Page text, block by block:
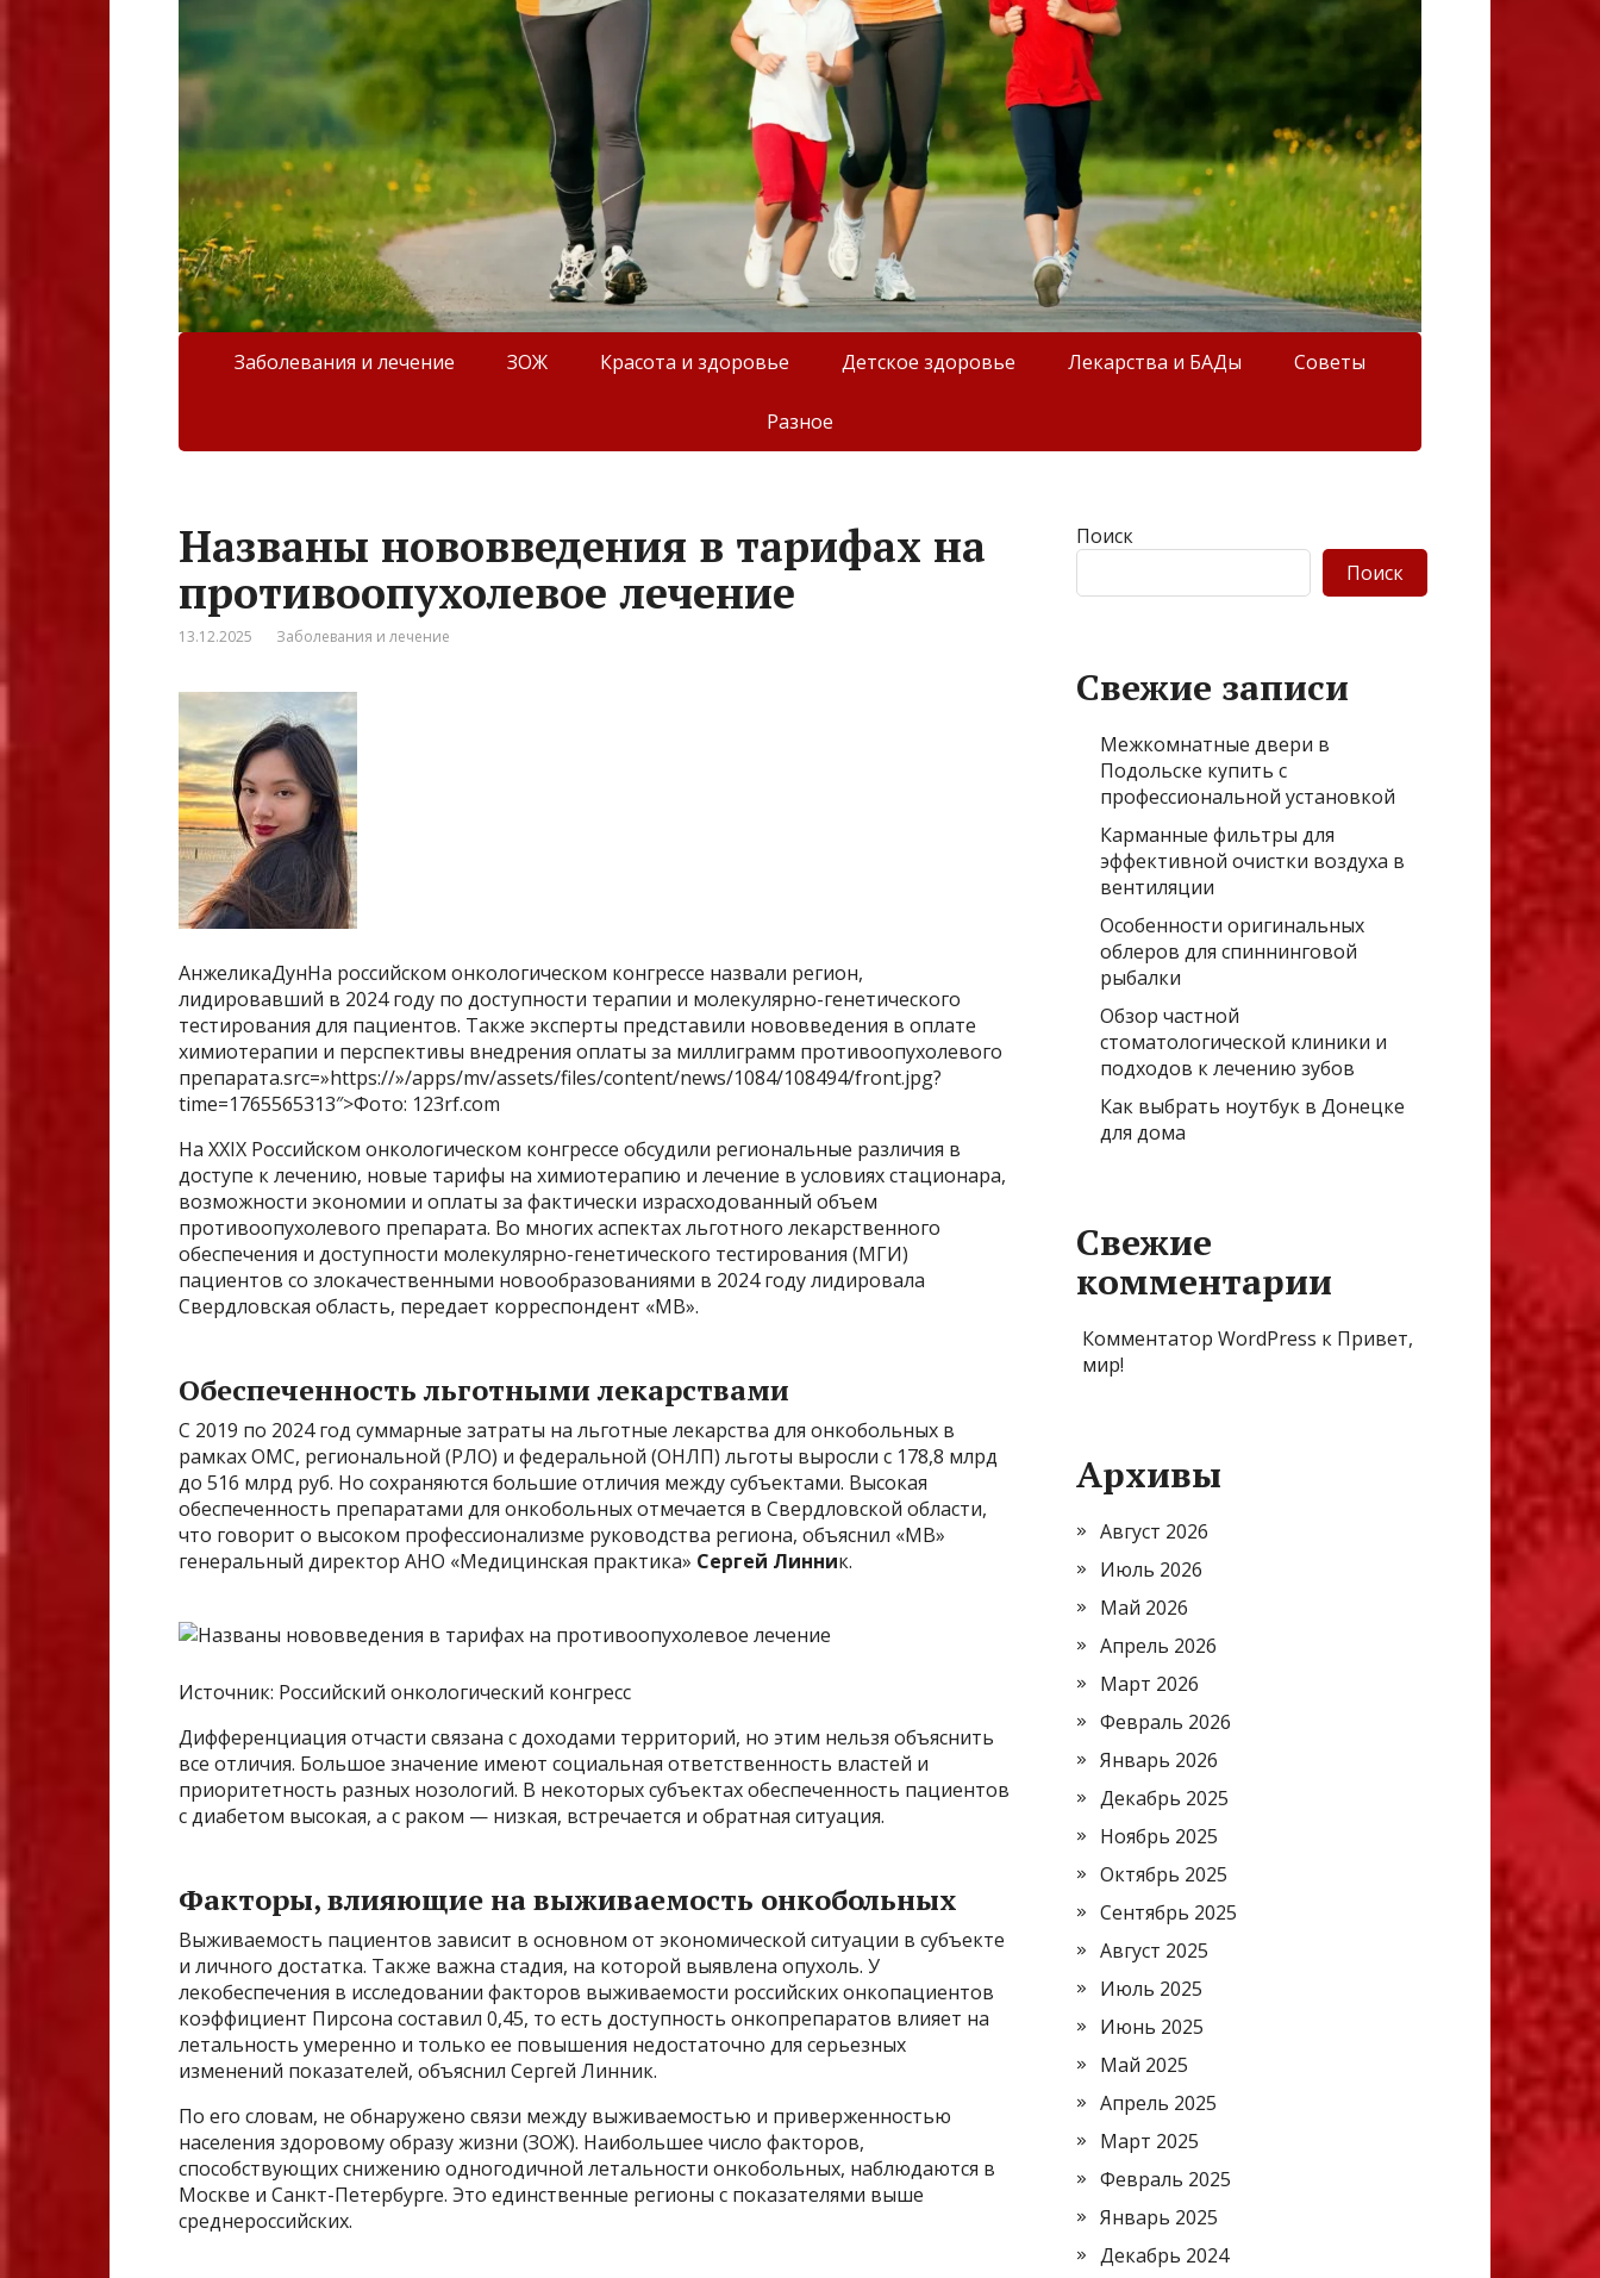
Заболевания и лечение ЗОЖ Красота и здоровье Детское здоровье Лекарства и БАДы Советы
Разное
Названы нововведения в тарифах на
противоопухолевое лечение
13.12.2025 Заболевания и лечение
АнжеликаДунНа российском онкологическом конгрессе назвали регион,
лидировавший в 2024 году по доступности терапии и молекулярно-генетического
тестирования для пациентов. Также эксперты представили нововведения в оплате
химиотерапии и перспективы внедрения оплаты за миллиграмм противоопухолевого
препарата.src=»https://»/apps/mv/assets/files/content/news/1084/108494/front.jpg?
time=1765565313″>Фото: 123rf.com
На XXIX Российском онкологическом конгрессе обсудили региональные различия в
доступе к лечению, новые тарифы на химиотерапию и лечение в условиях стационара,
возможности экономии и оплаты за фактически израсходованный объем
противоопухолевого препарата. Во многих аспектах льготного лекарственного
обеспечения и доступности молекулярно-генетического тестирования (МГИ)
пациентов со злокачественными новообразованиями в 2024 году лидировала
Свердловская область, передает корреспондент «МВ».
Обеспеченность льготными лекарствами
С 2019 по 2024 год суммарные затраты на льготные лекарства для онкобольных в
рамках ОМС, региональной (РЛО) и федеральной (ОНЛП) льготы выросли с 178,8 млрд
до 516 млрд руб. Но сохраняются большие отличия между субъектами. Высокая
обеспеченность препаратами для онкобольных отмечается в Свердловской области,
что говорит о высоком профессионализме руководства региона, объяснил «МВ»
генеральный директор АНО «Медицинская практика» Сергей Линник.
Источник: Российский онкологический конгресс
Дифференциация отчасти связана с доходами территорий, но этим нельзя объяснить
все отличия. Большое значение имеют социальная ответственность властей и
приоритетность разных нозологий. В некоторых субъектах обеспеченность пациентов
с диабетом высокая, а с раком — низкая, встречается и обратная ситуация.
Факторы, влияющие на выживаемость онкобольных
Выживаемость пациентов зависит в основном от экономической ситуации в субъекте
и личного достатка. Также важна стадия, на которой выявлена опухоль. У
лекобеспечения в исследовании факторов выживаемости российских онкопациентов
коэффициент Пирсона составил 0,45, то есть доступность онкопрепаратов влияет на
летальность умеренно и только ее повышения недостаточно для серьезных
изменений показателей, объяснил Сергей Линник.
По его словам, не обнаружено связи между выживаемостью и приверженностью
населения здоровому образу жизни (ЗОЖ). Наибольшее число факторов,
способствующих снижению одногодичной летальности онкобольных, наблюдаются в
Москве и Санкт-Петербурге. Это единственные регионы с показателями выше
среднероссийских.
Поиск
Поиск
Свежие записи
Межкомнатные двери в
Подольске купить с
профессиональной установкой
Карманные фильтры для
эффективной очистки воздуха в
вентиляции
Особенности оригинальных
облеров для спиннинговой
рыбалки
Обзор частной
стоматологической клиники и
подходов к лечению зубов
Как выбрать ноутбук в Донецке
для дома
Свежие
комментарии
Комментатор WordPress к Привет,
мир!
Архивы
Август 2026
Июль 2026
Май 2026
Апрель 2026
Март 2026
Февраль 2026
Январь 2026
Декабрь 2025
Ноябрь 2025
Октябрь 2025
Сентябрь 2025
Август 2025
Июль 2025
Июнь 2025
Май 2025
Апрель 2025
Март 2025
Февраль 2025
Январь 2025
Декабрь 2024